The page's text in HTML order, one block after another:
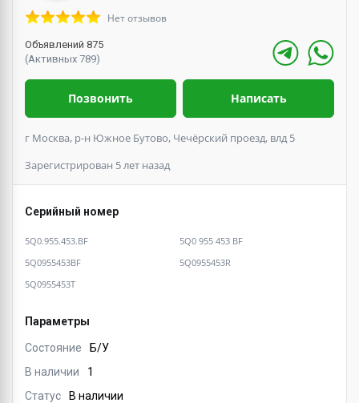
Нет отзывов
Объявлений 875
(Активных 789)
Позвонить Написать
г Москва, р-н Южное Бутово, Чечёрский проезд, влд 5
Зарегистрирован 5 лет назад
Серийный номер
5Q0.955.453.BF
5Q0 955 453 BF
5Q0955453BF
5Q0955453R
5Q0955453T
Параметры
Состояние
Б/У
В наличии
1
Статус
В наличии